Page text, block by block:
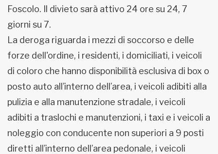
Foscolo. Il divieto sarà attivo 24 ore su 24, 7
giorni su 7.
La deroga riguarda i mezzi di soccorso e delle
forze dell'ordine, i residenti, i domiciliati, i veicoli
di coloro che hanno disponibilità esclusiva di box o
posto auto all’interno dell’area, i veicoli adibiti alla
pulizia e alla manutenzione stradale, i veicoli
adibiti a traslochi e manutenzioni, i taxi e i veicoli a
noleggio con conducente non superiori a 9 posti
diretti all’interno dell’area pedonale, i veicoli